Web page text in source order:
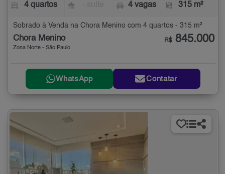
4 quartos 4 vagas 315 m²
Sobrado à Venda na Chora Menino com 4 quartos - 315 m²
Chora Menino
Zona Norte - São Paulo
R$ 845.000
WhatsApp Contatar